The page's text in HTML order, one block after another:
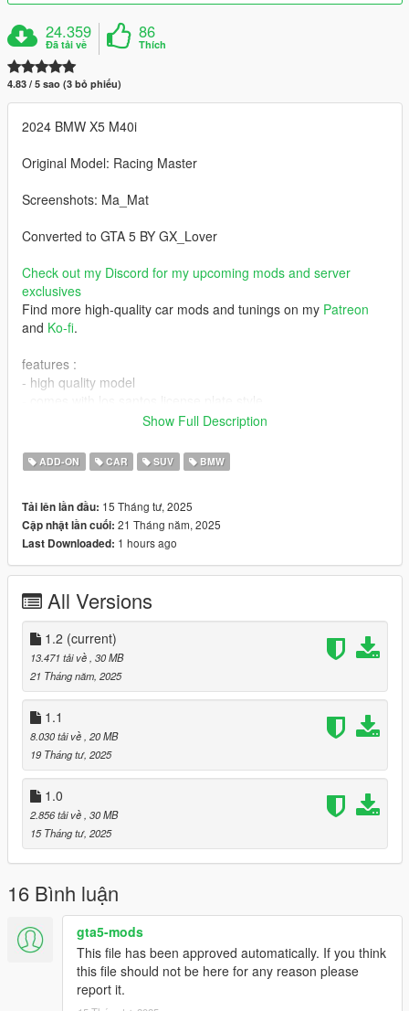
24.359
Đã tải về
86
Thích
4.83 / 5 sao (3 bỏ phiếu)
2024 BMW X5 M40i
Original Model: Racing Master
Screenshots: Ma_Mat
Converted to GTA 5 BY GX_Lover
Check out my Discord for my upcoming mods and server
exclusives
Find more high-quality car mods and tunings on my Patreon
and Ko-fi.
features :
- high quality model
- working lights and digital dials
- hands on steeringwheel
- steeringwheel turnable
- Digital dials
- Ambient Lights
Paints:
PAINT:2 Ambient Light and Perf leather
PAINT:6 Dash
PAINT:7 Seats and doors
BUGS:NONE
Changelog:
1.1
- Fixed interior texture
1.2
- Fixed Headlight and Engine textures
- Made Calipers painatable
then add this to your dlclist.xml
dlcpacks:/gxx5/
SPAWN NAME:gxx5
Show Full Description
ADD-ON CAR SUV BMW
Tải lên lần đầu: 15 Tháng tư, 2025
Cập nhật lần cuối: 21 Tháng năm, 2025
Last Downloaded: 1 hours ago
All Versions
1.2 (current)
13.471 tải về , 30 MB
21 Tháng năm, 2025
1.1
8.030 tải về , 20 MB
19 Tháng tư, 2025
1.0
2.856 tải về , 30 MB
15 Tháng tư, 2025
16 Bình luận
gta5-mods
This file has been approved automatically. If you think
this file should not be here for any reason please
report it.